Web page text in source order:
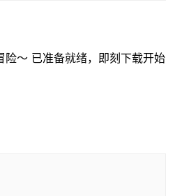
险～ 已准备就绪，即刻下载开始